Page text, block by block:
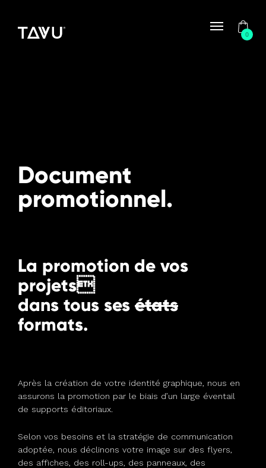
0
Document
promotionnel.
La promotion de vos
projets
dans tous ses états
formats.
Après la création de votre identité graphique, nous en
assurons la promotion par le biais d’un large éventail
de supports éditoriaux.
Selon vos besoins et la stratégie de communication
adoptée, nous déclinons votre image sur des flyers,
des affiches, des roll-ups, des panneaux, des